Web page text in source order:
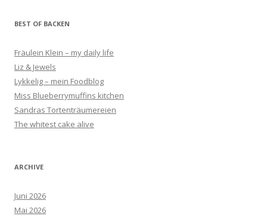
BEST OF BACKEN
Fräulein Klein – my daily life
Liz & Jewels
Lykkelig – mein Foodblog
Miss Blueberrymuffins kitchen
Sandras Tortenträumereien
The whitest cake alive
ARCHIVE
Juni 2026
Mai 2026